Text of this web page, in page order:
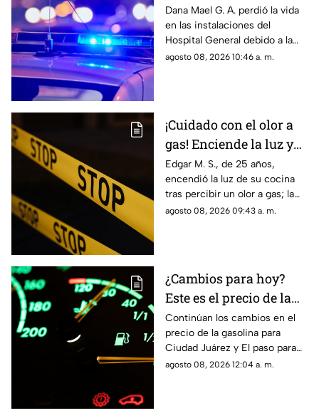
ser atropellada en
Ciudad Juárez
Dana Mael G. A. perdió la vida
en las instalaciones del
Hospital General debido a la
gravedad de las lesiones
agosto 08, 2026 10:46 a. m.
¡Cuidado con el olor a
gas! Enciende la luz y
genera explosión en
vivienda de Ciudad
Juárez
Edgar M. S., de 25 años,
encendió la luz de su cocina
tras percibir un olor a gas; la
chispante detonación le
agosto 08, 2026 09:43 a. m.
¿Cambios para hoy?
Este es el precio de la
gasolina para Ciudad
Juárez y El Paso
Continúan los cambios en el
precio de la gasolina para
Ciudad Juárez y El paso para
hoy, 8 de agosto
agosto 08, 2026 12:04 a. m.